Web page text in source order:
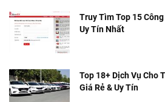
Truy Tìm Top 15
Uy Tín Nhất
Top 18+ Dịch Vụ Cho
Giá Rẻ & Uy Tín